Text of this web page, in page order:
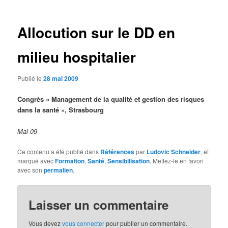
Allocution sur le DD en
milieu hospitalier
Publié le28 mai 2009
Congrès « Management de la qualité et gestion des risques
dans la santé », Strasbourg
Mai 09
Ce contenu a été publié dans Référencespar Ludovic Schneider, et
marqué avecFormation,Santé,Sensibilisation. Mettez-le en favori
avec sonpermalien.
Laisser un commentaire
Vous devezvous connecterpour publier un commentaire.